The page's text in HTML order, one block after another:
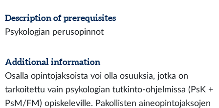
Description of prerequisites
Psykologian perusopinnot
Additional information
Osalla opintojaksoista voi olla osuuksia, jotka on
tarkoitettu vain psykologian tutkinto-ohjelmissa (PsK +
PsM/FM) opiskeleville. Pakollisten aineopintojaksojen